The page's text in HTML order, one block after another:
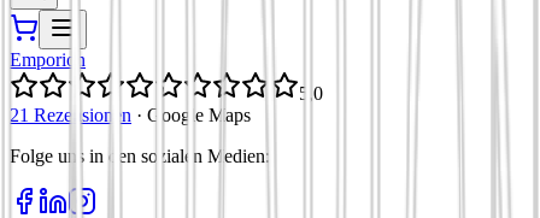
Emporion
5,0
21 Rezensionen · Google Maps
Folge uns in den sozialen Medien: